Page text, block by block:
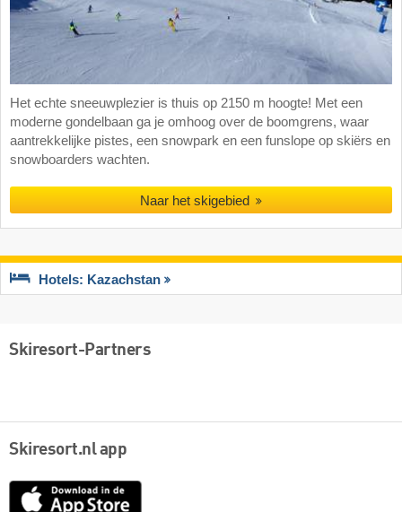
Het echte sneeuwplezier is thuis op 2150 m hoogte! Met een
moderne gondelbaan ga je omhoog over de boomgrens, waar
aantrekkelijke pistes, een snowpark en een funslope op skiërs en
snowboarders wachten.
Naar het skigebied
Hotels: Kazachstan
Skiresort-Partners
Skiresort.nl app
App